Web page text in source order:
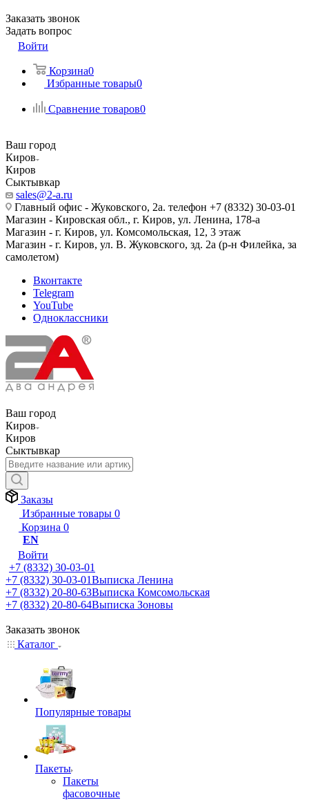
Заказать звонок
Задать вопрос
Войти
Корзина0
Избранные товары0
Сравнение товаров0
Ваш город
Киров
Киров
Сыктывкар
sales@2-a.ru
Главный офис - Жуковского, 2а. телефон +7 (8332) 30-03-01
Магазин - Кировская обл., г. Киров, ул. Ленина, 178-а
Магазин - г. Киров, ул. Комсомольская, 12, 3 этаж
Магазин - г. Киров, ул. В. Жуковского, зд. 2а (р-н Филейка, за
самолетом)
Вконтакте
Telegram
YouTube
Одноклассники
Ваш город
Киров
Киров
Сыктывкар
Заказы
Избранные товары 0
Корзина 0
EN
Войти
+7 (8332) 30-03-01
+7 (8332) 30-03-01Выписка Ленина
+7 (8332) 20-80-63Выписка Комсомольская
+7 (8332) 20-80-64Выписка Зоновы
Заказать звонок
Каталог
Популярные товары
Пакеты
Пакеты
фасовочные